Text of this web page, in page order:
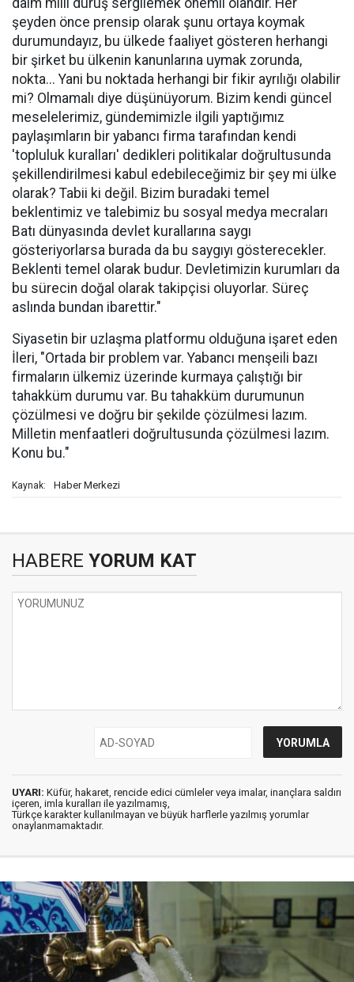
daim milli duruş sergilemek önemli olandır. Her
şeyden önce prensip olarak şunu ortaya koymak
durumundayız, bu ülkede faaliyet gösteren herhangi
bir şirket bu ülkenin kanunlarına uymak zorunda,
nokta... Yani bu noktada herhangi bir fikir ayrılığı olabilir
mi? Olmamalı diye düşünüyorum. Bizim kendi güncel
meselelerimiz, gündemimizle ilgili yaptığımız
paylaşımların bir yabancı firma tarafından kendi
'topluluk kuralları' dedikleri politikalar doğrultusunda
şekillendirilmesi kabul edebileceğimiz bir şey mi ülke
olarak? Tabii ki değil. Bizim buradaki temel
beklentimiz ve talebimiz bu sosyal medya mecraları
Batı dünyasında devlet kurallarına saygı
gösteriyorlarsa burada da bu saygıyı gösterecekler.
Beklenti temel olarak budur. Devletimizin kurumları da
bu sürecin doğal olarak takipçisi oluyorlar. Süreç
aslında bundan ibarettir."
Siyasetin bir uzlaşma platformu olduğuna işaret eden
İleri, "Ortada bir problem var. Yabancı menşeili bazı
firmaların ülkemiz üzerinde kurmaya çalıştığı bir
tahakküm durumu var. Bu tahakküm durumunun
çözülmesi ve doğru bir şekilde çözülmesi lazım.
Milletin menfaatleri doğrultusunda çözülmesi lazım.
Konu bu."
Kaynak: Haber Merkezi
HABERE YORUM KAT
UYARI: Küfür, hakaret, rencide edici cümleler veya imalar, inançlara saldırı
içeren, imla kuralları ile yazılmamış,
Türkçe karakter kullanılmayan ve büyük harflerle yazılmış yorumlar
onaylanmamaktadır.